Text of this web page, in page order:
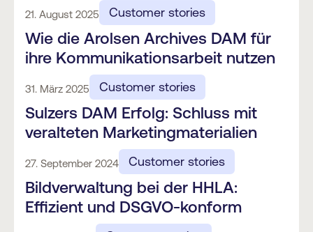
21. August 2025 Customer stories
Wie die Arolsen Archives DAM für
ihre Kommunikationsarbeit nutzen
31. März 2025 Customer stories
Sulzers DAM Erfolg: Schluss mit
veralteten Marketingmaterialien
27. September 2024 Customer stories
Bildverwaltung bei der HHLA:
Effizient und DSGVO-konform